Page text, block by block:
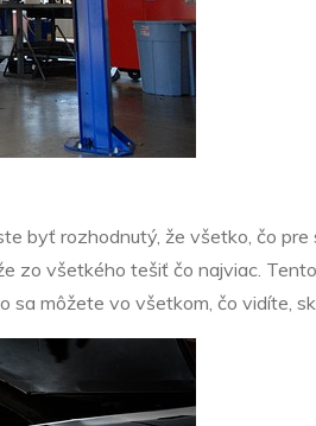
byť rozhodnutý, že všetko, čo
zo všetkého tešiť čo najviac.
môžete vo všetkom, čo vidíte,